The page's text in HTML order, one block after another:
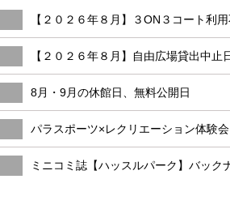
【２０２６年８月】３ON３コート利
【２０２６年８月】自由広場貸出中止
8月・9月の休館日、無料公開日
パラスポーツ×レクリエーション体験会
ミニコミ誌【ハッスルパーク】バック